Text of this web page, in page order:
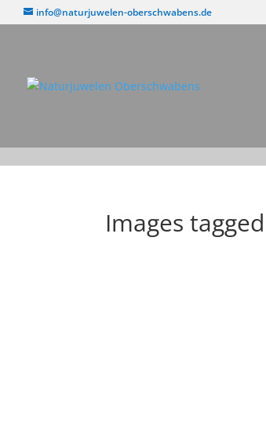
info@naturjuwelen-oberschwabens.de
Images